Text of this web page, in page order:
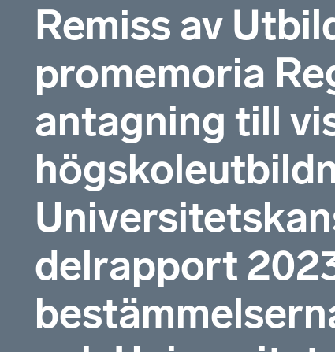
Remiss av
promemoria
antagning till
delrapport